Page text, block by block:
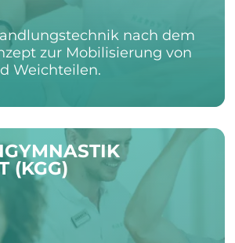
nach dem
zur Mobilisierung von
Weichteilen.
(KGG)